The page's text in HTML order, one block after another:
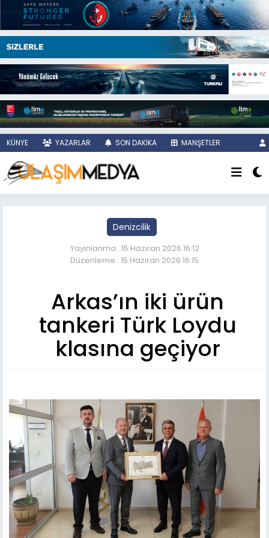
KÜNYE YAZARLAR SON DAKİKA MANŞETLER
Denizcilik
Yayınlanma : 15 Haziran 2026 16:12
Düzenleme : 15 Haziran 2026 16:15
Arkas’ın iki ürün
tankeri Türk Loydu
klasına geçiyor